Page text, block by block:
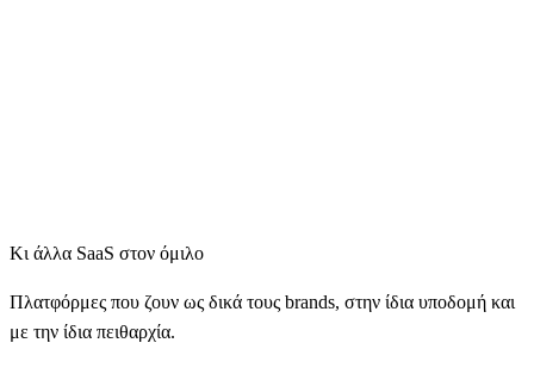
Κι άλλα SaaS στον όμιλο
Πλατφόρμες που ζουν ως δικά τους brands, στην ίδια υποδομή και
με την ίδια πειθαρχία.